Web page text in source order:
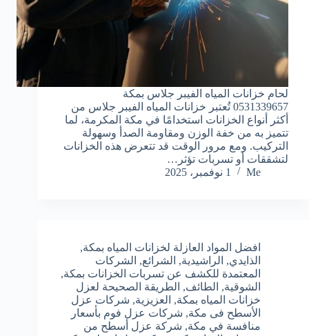
لحام خزانات المياه الفيبر جلاس بمكة
0531339657 تُعتبر خزانات المياه الفيبر جلاس من
أكثر أنواع الخزانات استخدامًا في مكة المكرمة، لما
تتميز به من خفة الوزن ومقاومة الصدأ وسهولة
التركيب. ومع مرور الوقت قد تتعرض هذه الخزانات
لتشققات أو تسربات تؤثر…
Me
1 نوفمبر، 2025
افضل المواد العازلة لخزانات المياه بمكة,
الذايدي, الراشيدية, الشرائع, الشركات
المعتمدة للكشف عن تسربات الخزانات بمكة,
الشوقية, الطائف, الطريقة الصحيحة لعزل
خزانات المياه بمكة, العزيزية, شركات عزل
الأسطح فى مكة, شركات عزل فوم بأسعار
منافسة في مكة, شركة عزل أسطح من